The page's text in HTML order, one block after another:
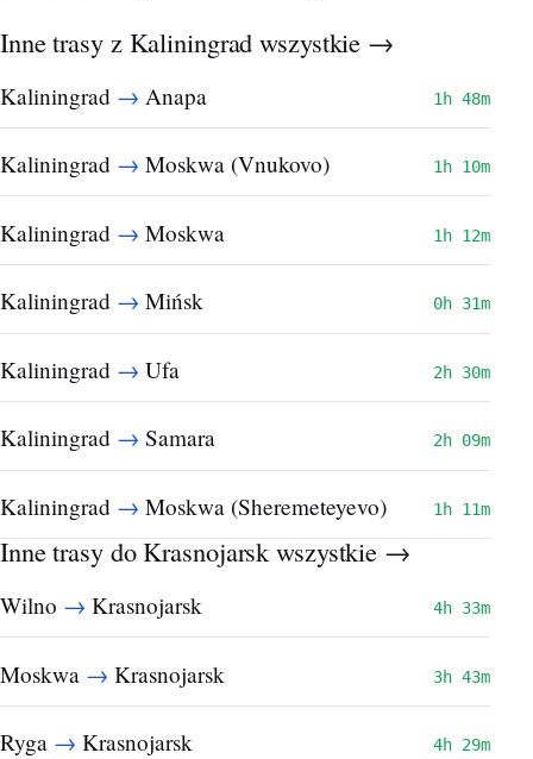
Inne trasy z Kaliningradwszystkie →
Kaliningrad → Anapa 1h 48m
Kaliningrad → Moskwa (Vnukovo) 1h 10m
Kaliningrad → Moskwa 1h 12m
Kaliningrad → Mińsk 0h 31m
Kaliningrad → Ufa 2h 30m
Kaliningrad → Samara 2h 09m
Kaliningrad → Moskwa (Sheremeteyevo) 1h 11m
Inne trasy do Krasnojarskwszystkie →
Wilno → Krasnojarsk 4h 33m
Moskwa → Krasnojarsk 3h 43m
Ryga → Krasnojarsk 4h 29m